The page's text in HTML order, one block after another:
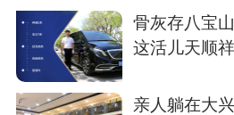
骨灰存八宝
这活儿天顺
亲人躺在大